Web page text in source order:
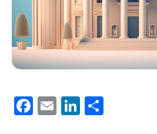
Facebook
EmailLinkedIn